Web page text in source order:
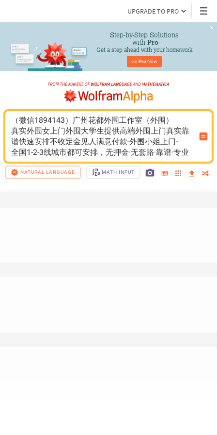
UPGRADE TO PRO
Step-by-Step Solutions
with Pro
Get a step ahead with your homework
Go Pro Now
（微信1894143）广州花都外围工作室（外围）
真实外围女上门外围大学生提供高端外围上门真实靠
谱快速安排不收定金见人满意付款-外围小姐上门-
全国1-2-3线城市都可安排，无押金·无套路·靠谱·专业
NATURAL LANGUAGE MATH INPUT